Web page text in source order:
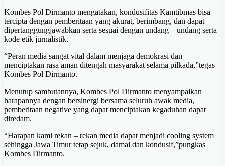
Kombes Pol Dirmanto mengatakan, kondusifitas Kamtibmas bisa
tercipta dengan pemberitaan yang akurat, berimbang, dan dapat
dipertanggungjawabkan serta sesuai dengan undang – undang serta
kode etik jurnalistik.
“Peran media sangat vital dalam menjaga demokrasi dan
menciptakan rasa aman ditengah masyarakat selama pilkada,”tegas
Kombes Pol Dirmanto.
Menutup sambutannya, Kombes Pol Dirmanto menyampaikan
harapannya dengan bersinergi bersama seluruh awak media,
pemberitaan negative yang dapat menciptakan kegaduhan dapat
diredam.
“Harapan kami rekan – rekan media dapat menjadi cooling system
sehingga Jawa Timur tetap sejuk, damai dan kondusif,”pungkas
Kombes Dirmanto.